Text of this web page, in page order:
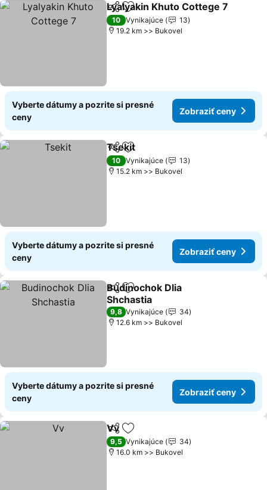
ZdieľaťPridať do obľúbených
Lyalyakin Khuto Cottege 7
10 Vynikajúce
13
19.2 km >> Bukovel
Vyberte dátumy a pozrite si presné
ceny
Zobraziť ceny
ZdieľaťPridať do obľúbených
Tsekit
10 Vynikajúce
13
15.2 km >> Bukovel
Vyberte dátumy a pozrite si presné
ceny
Zobraziť ceny
ZdieľaťPridať do obľúbených
Budinochok Dlia
Shchastia
Zobraziť ceny
9,8 Vynikajúce
34
12.6 km >> Bukovel
Vyberte dátumy a pozrite si presné
ceny
Zobraziť ceny
ZdieľaťPridať do obľúbených
Vv
9,5 Vynikajúce
34
16.0 km >> Bukovel